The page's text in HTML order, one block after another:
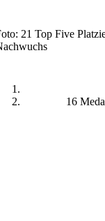
21 Top Five
16